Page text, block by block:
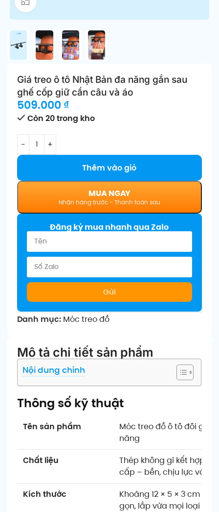
Giá treo ô tô Nhật Bản đa năng gắn sau
ghế cốp giữ cần câu và áo
509.000 ₫
Còn 20 trong kho
Thêm vào giỏ
MUA NGAY
Đăng ký mua nhanh qua Zalo
Gửi
Danh mục: Móc treo đồ
Mô tả chi tiết sản phẩm
Nội dung chính
Thông số kỹ thuật
Tên sản phẩm
Móc treo đồ ô tô đôi gắn
năng
Chất liệu
Thép không gỉ kết hợp
cấp – bền, chịu lực và
Kích thước
Khoảng 12 × 5 × 3 cm –
gọn, lắp vừa mọi loại ghế